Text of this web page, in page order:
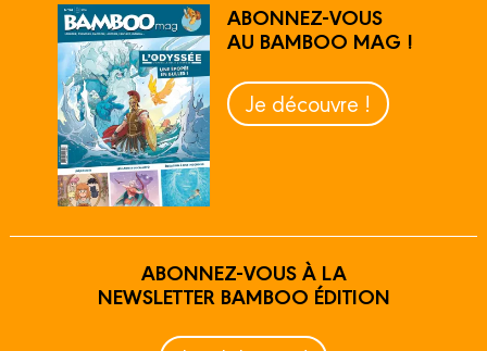
ABONNEZ-VOUS
AU BAMBOO MAG !
Je découvre !
ABONNEZ-VOUS À LA
NEWSLETTER BAMBOO ÉDITION